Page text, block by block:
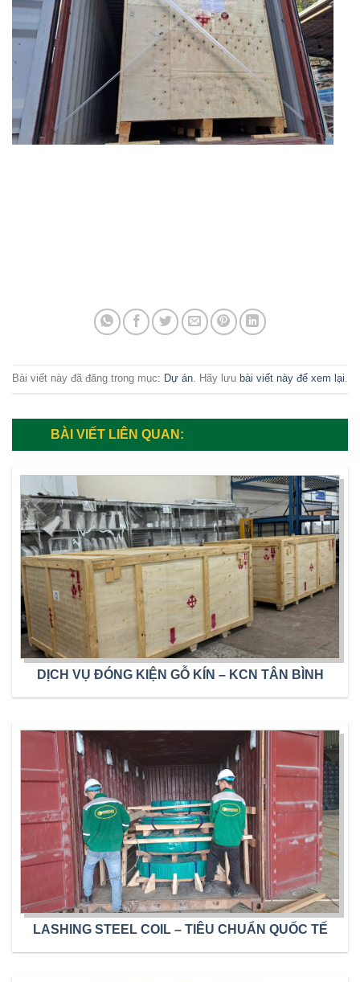
Bài viết này đã đăng trong mục: Dự án. Hãy lưu bài viết này để xem lại.
BÀI VIẾT LIÊN QUAN:
DỊCH VỤ ĐÓNG KIỆN GỖ KÍN – KCN TÂN BÌNH
LASHING STEEL COIL – TIÊU CHUẨN QUỐC TẾ